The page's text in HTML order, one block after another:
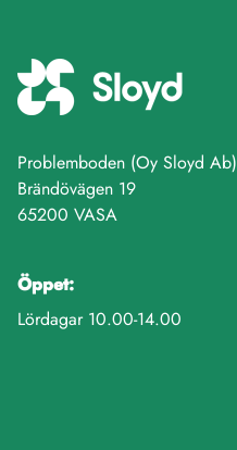
Problemboden (Oy Sloyd Ab)
Brändövägen 19
65200 VASA
Öppet:
Lördagar 10.00-14.00